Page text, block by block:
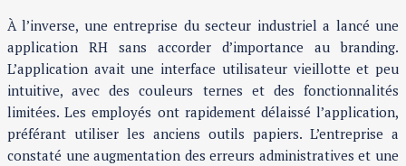
À l’inverse, une entreprise du secteur industriel a lancé une
application RH sans accorder d’importance au branding.
L’application avait une interface utilisateur vieillotte et peu
intuitive, avec des couleurs ternes et des fonctionnalités
limitées. Les employés ont rapidement délaissé l’application,
préférant utiliser les anciens outils papiers. L’entreprise a
constaté une augmentation des erreurs administratives et une